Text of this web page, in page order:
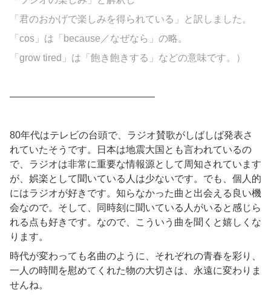
「君のおかげで楽しみを得られている」と訳しました。
「cos」は「because／なぜなら」の略。
「grow tired」は「飽き飽きする」などの意味です。）
———————————————
80年代はテレビの台頭で、ラジオ賛歌がしばしば発表さ
れていたそうです。日本は地震大国とも言われているの
で、ラジオは非常に重要な情報源として周知されています
が、娯楽として聞いている人は少ないです。でも、個人的
にはラジオが好きです。知らなかった曲と出会える良い機
会なので。そして、同時刻に聞いている人がいると感じら
れる点も好きです。なので、こういう曲を聞くと嬉しくな
ります。
時代が変わっても名曲のように、それぞれの青春を彩り、
一人の時間を慰めてくれた物の大切さは、永遠に変わりま
せんね。